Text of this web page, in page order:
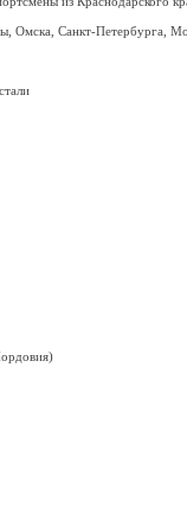
Омска, Санкт-Петербурга,